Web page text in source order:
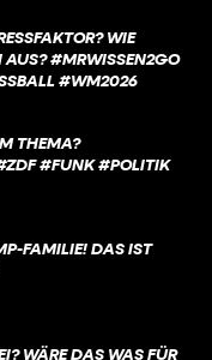
WIE S
#MRWISSEN2GO #
#WM2026
THEMA?
#FUNK #POLITIK
FAMILIE! DAS IST
WÄRE DAS WAS FÜR